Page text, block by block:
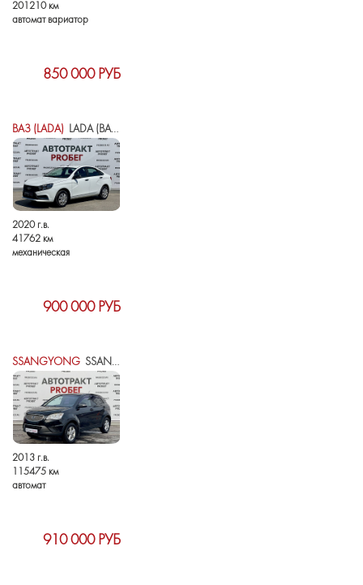
201210 км
автомат вариатор
850 000 РУБ
ВАЗ (LADA) LADA (ВАЗ) VESTA I
2020 г.в.
41762 км
механическая
900 000 РУБ
SSANGYONG SSANGYONG ACTYON II
2013 г.в.
115475 км
автомат
910 000 РУБ